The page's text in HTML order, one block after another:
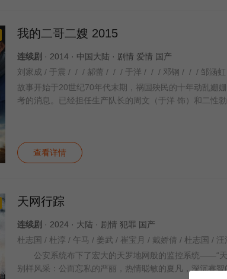
我的二哥二嫂 2015
连续剧 · 2014 · 中国大陆 · 剧情 爱情 国产
故事开始于20世纪70年代末期，祸国殃民的十年动乱姗
考的消息。已经担任生产队长的周文（于洋 饰）和二性
查看详情
天网行踪
连续剧 · 2024 · 大陆 · 剧情 犯罪 国产
杜志国 / 杜淳 / 午马 / 姜武 / 崔宝月 / 戴娇倩 / 杜志国 / 汪
公安系统布下了宏大的天罗地网般的监控系统——“天
别样风采：公而忘私的严丽，热情聪敏的夏凡，深沉睿